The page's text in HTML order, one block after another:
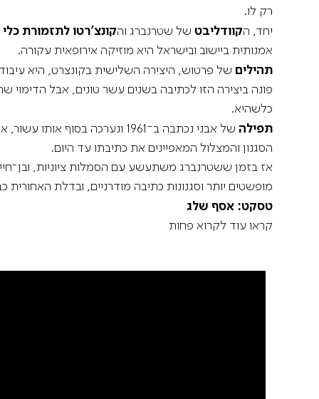
רק לו.
יחד, הקוודליבט של שטרנברג והקונצ'רטו לתזמורת
אמנותית ביישוב ובישראל היא מוזיקה אירופאית עקורה.
תהילים
פונה ביצירה הזו לכתיבה בשנים עשר טונים, אבל
כלשהיא.
תפילה
של אבני נכתבה ב־1961
הסגנון והמצלול המאפיינים את כתיבתו עד היום.
אז בזמן ששטרנברג משתעשע עם הסמלות ציוניות,
מופשטים יותר וסגנונות כתיבה מודרניים, ובדלת
טסקט: אסף שלג
קראו עוד לקרוא פחות